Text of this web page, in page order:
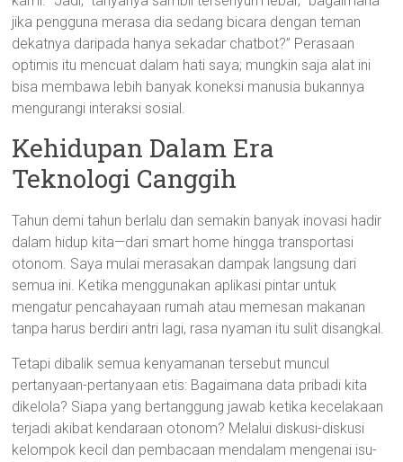
jika pengguna merasa dia sedang bicara dengan teman
dekatnya daripada hanya sekadar chatbot?” Perasaan
optimis itu mencuat dalam hati saya; mungkin saja alat ini
bisa membawa lebih banyak koneksi manusia bukannya
mengurangi interaksi sosial.
Kehidupan Dalam Era
Teknologi Canggih
Tahun demi tahun berlalu dan semakin banyak inovasi hadir
dalam hidup kita—dari smart home hingga transportasi
otonom. Saya mulai merasakan dampak langsung dari
semua ini. Ketika menggunakan aplikasi pintar untuk
mengatur pencahayaan rumah atau memesan makanan
tanpa harus berdiri antri lagi, rasa nyaman itu sulit disangkal.
Tetapi dibalik semua kenyamanan tersebut muncul
pertanyaan-pertanyaan etis: Bagaimana data pribadi kita
dikelola? Siapa yang bertanggung jawab ketika kecelakaan
terjadi akibat kendaraan otonom? Melalui diskusi-diskusi
kelompok kecil dan pembacaan mendalam mengenai isu-